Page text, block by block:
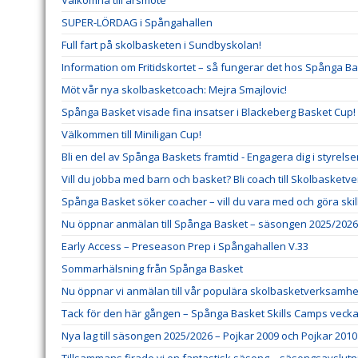
SUPER-LÖRDAG i Spångahallen
Full fart på skolbasketen i Sundbyskolan!
Information om Fritidskortet – så fungerar det hos Spånga
Möt vår nya skolbasketcoach: Mejra Smajlovic!
Spånga Basket visade fina insatser i Blackeberg Basket Cup!
Välkommen till Miniligan Cup!
Bli en del av Spånga Baskets framtid - Engagera dig i
Vill du jobba med barn och basket? Bli coach till
Spånga Basket söker coacher – vill du vara med och göra
Nu öppnar anmälan till Spånga Basket – säsongen 2025/2026
Early Access – Preseason Prep i Spångahallen V.33
Sommarhälsning från Spånga Basket
Nu öppnar vi anmälan till vår populära
Tack för den här gången – Spånga Basket Skills Camps
Nya lag till säsongen 2025/2026 – Pojkar 2009 och Pojkar 2010